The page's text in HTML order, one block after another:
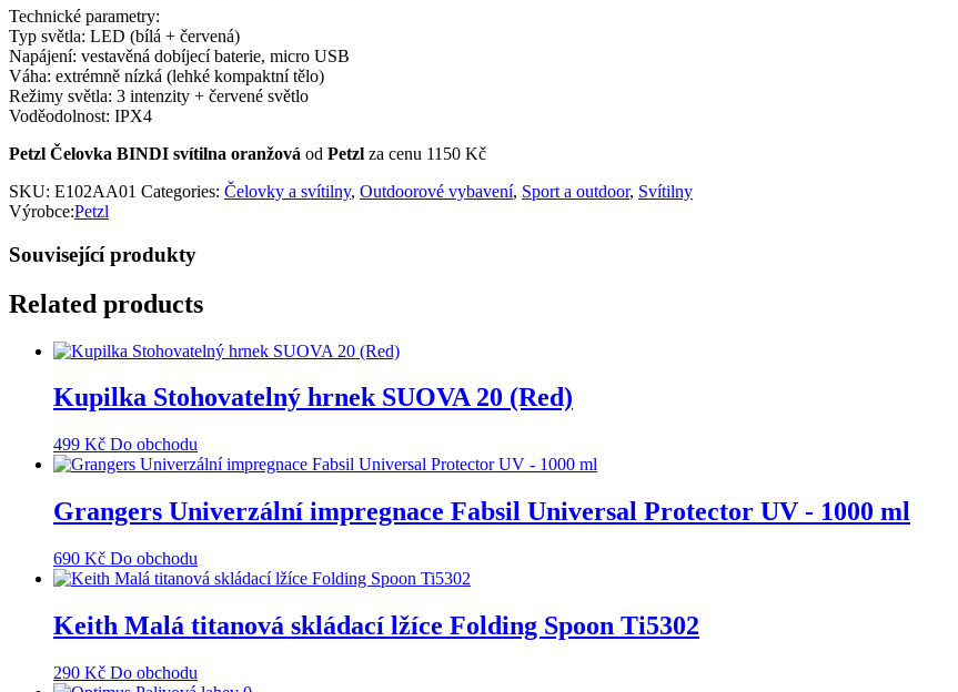
Technické parametry:
Typ světla: LED (bílá + červená)
Napájení: vestavěná dobíjecí baterie, micro USB
Váha: extrémně nízká (lehké kompaktní tělo)
Režimy světla: 3 intenzity + červené světlo
Voděodolnost: IPX4
Petzl Čelovka BINDI svítilna oranžová od Petzl za cenu 1150 Kč
SKU: E102AA01 Categories: Čelovky a svítilny, Outdoorové vybavení, Sport a outdoor, Svítilny
Výrobce:Petzl
Související produkty
Related products
Kupilka Stohovatelný hrnek SUOVA 20 (Red)
499 Kč Do obchodu
Grangers Univerzální impregnace Fabsil Universal Protector UV - 1000 ml
690 Kč Do obchodu
Keith Malá titanová skládací lžíce Folding Spoon Ti5302
290 Kč Do obchodu